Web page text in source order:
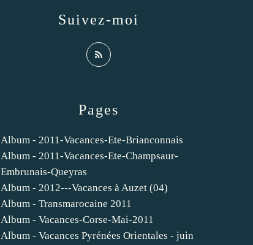
Pages
Album - 2011-Vacances-Ete-Brianconnais
Album - 2011-Vacances-Ete-Champsaur-
Embrunais-Queyras
Album - 2012---Vacances à Auzet (04)
Album - Transmarocaine 2011
Album - Vacances-Corse-Mai-2011
Album - Vacances Pyrénées Orientales - juin
Suivez-moi